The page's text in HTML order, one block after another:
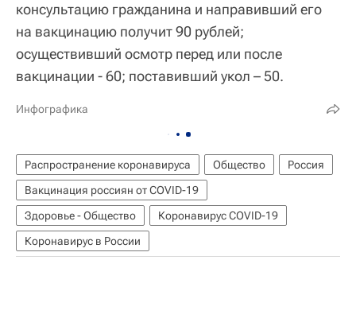
консультацию гражданина и направивший его
на вакцинацию получит 90 рублей;
осуществивший осмотр перед или после
вакцинации - 60; поставивший укол – 50.
Инфографика
Распространение коронавируса Общество
Россия
Вакцинация россиян от COVID-19
Здоровье - Общество
Коронавирус COVID-19
Коронавирус в России